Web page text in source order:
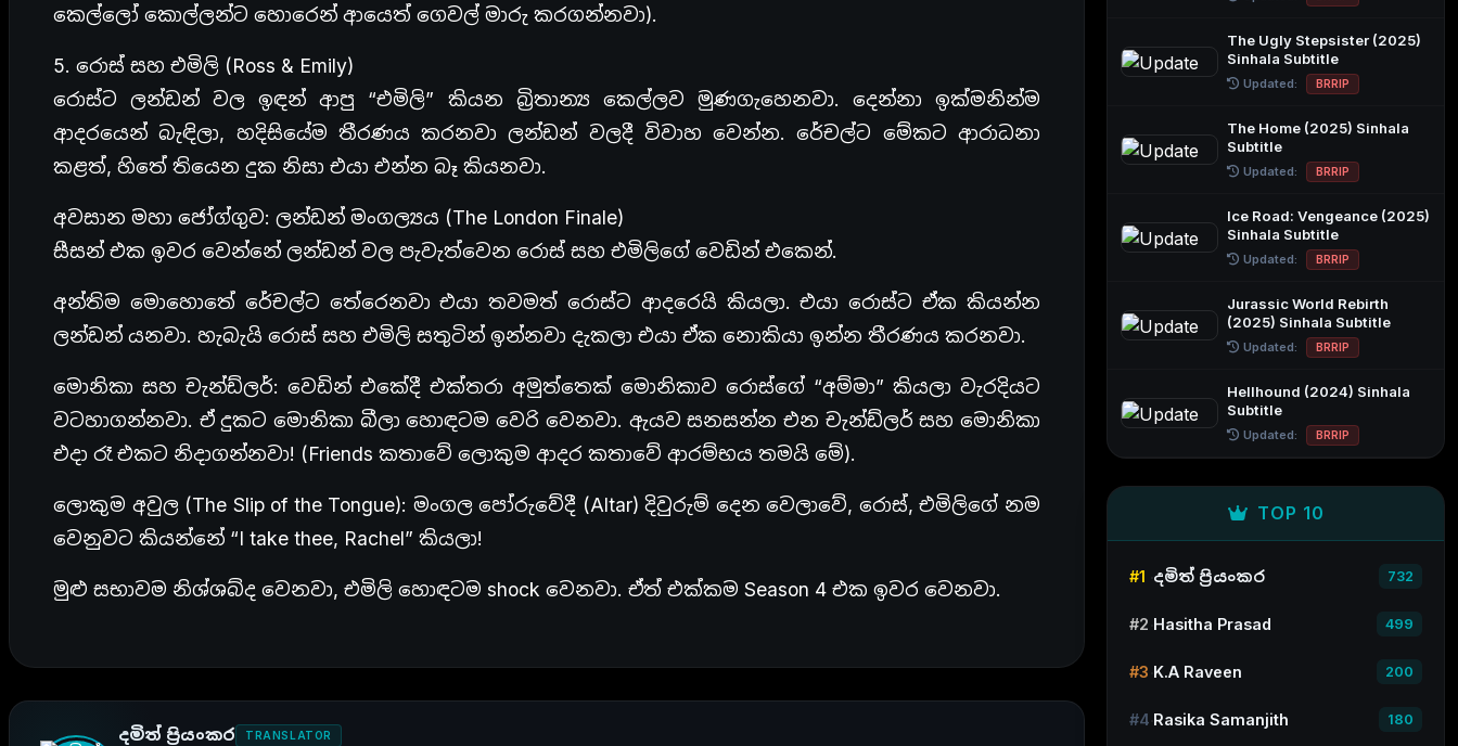
කෙල්ලෝ කොල්ලන්ට හොරෙන් ආයෙත් ගෙවල් මාරු කරගන්නවා).
5. රොස් සහ එමිලි (Ross & Emily)
රොස්ට ලන්ඩන් වල ඉඳන් ආපු “එමිලි” කියන බ්‍රිතාන්‍ය කෙල්ලව මුණගැහෙනවා. දෙන්නා ඉක්මනින්ම
ආදරයෙන් බැඳිලා, හදිසියේම තීරණය කරනවා ලන්ඩන් වලදී විවාහ වෙන්න. රේචල්ට මේකට ආරාධනා
කළත්, හිතේ තියෙන දුක නිසා එයා එන්න බෑ කියනවා.
අවසාන මහා ජෝග්ගුව: ලන්ඩන් මංගල්‍යය (The London Finale)
සීසන් එක ඉවර වෙන්නේ ලන්ඩන් වල පැවැත්වෙන රොස් සහ එමිලිගේ වෙඩින් එකෙන්.
අන්තිම මොහොතේ රේචල්ට තේරෙනවා එයා තවමත් රොස්ට ආදරෙයි කියලා. එයා රොස්ට ඒක කියන්න
ලන්ඩන් යනවා. හැබැයි රොස් සහ එමිලි සතුටින් ඉන්නවා දැකලා එයා ඒක නොකියා ඉන්න තීරණය කරනවා.
මොනිකා සහ චැන්ඩ්ලර්: වෙඩින් එකේදී එක්තරා අමුත්තෙක් මොනිකාව රොස්ගේ “අම්මා” කියලා වැරදියට
වටහාගන්නවා. ඒ දුකට මොනිකා බීලා හොඳටම වෙරි වෙනවා. ඇයව සනසන්න එන චැන්ඩ්ලර් සහ මොනිකා
එදා රෑ එකට නිදාගන්නවා! (Friends කතාවේ ලොකුම ආදර කතාවේ ආරම්භය තමයි මේ).
ලොකුම අවුල (The Slip of the Tongue): මංගල පෝරුවේදී (Altar) දිවුරුම් දෙන වෙලාවේ, රොස්, එමිලිගේ නම
වෙනුවට කියන්නේ “I take thee, Rachel” කියලා!
මුළු සභාවම නිශ්ශබ්ද වෙනවා, එමිලි හොඳටම shock වෙනවා. ඒත් එක්කම Season 4 එක ඉවර වෙනවා.
දමිත් ප්‍රියංකර TRANSLATOR
The Ugly Stepsister (2025)
Sinhala Subtitle
Updated: BRRIP
The Home (2025) Sinhala
Subtitle
Updated: BRRIP
Ice Road: Vengeance (2025)
Sinhala Subtitle
Updated: BRRIP
Jurassic World Rebirth
(2025) Sinhala Subtitle
Updated: BRRIP
Hellhound (2024) Sinhala
Subtitle
Updated: BRRIP
TOP 10
#1 දමිත් ප්‍රියංකර 732
#2 Hasitha Prasad 499
#3 K.A Raveen 200
#4 Rasika Samanjith 180